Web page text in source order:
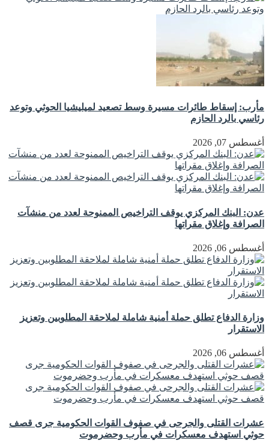
مأرب: إسقاط طائرات مسيرة وسط تصعيد لميليشيا الحوثي وتوعد
رئاسي بالرد الحازم
أغسطس 07, 2026
عدن: البنك المركزي يوقف التراخيص الممنوحة لعدد من منشآت
الصرافة وإغلاق مقراتها
أغسطس 06, 2026
وزارة الدفاع تطلق حملة أمنية شاملة لملاحقة المطلوبين وتعزيز
الاستقرار
أغسطس 06, 2026
عشرات القتلى والجرحى في صفوف القوات الحكومية جرى قصف
حوثي استهدف معسكرات في مأرب وحضرموت